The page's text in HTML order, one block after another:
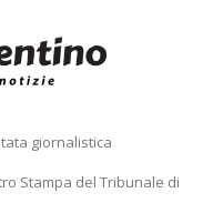
giornalistica
Stampa del Tribunale di